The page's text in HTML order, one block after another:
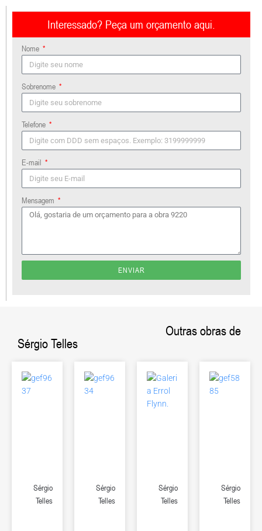
Interessado? Peça um orçamento aqui.
Nome
Sobrenome
Telefone
E-mail
Mensagem
ENVIAR
Outras obras de
Sérgio Telles
Sérgio
Telles
Sérgio
Telles
Sérgio
Telles
Sérgio
Telles